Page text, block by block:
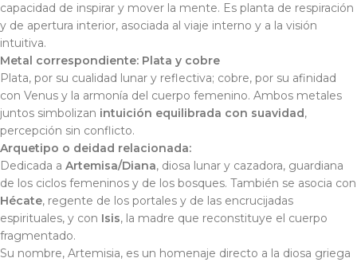
capacidad de inspirar y mover la mente. Es planta de respiración
y de apertura interior, asociada al viaje interno y a la visión
intuitiva.
Metal correspondiente: Plata y cobre
Plata, por su cualidad lunar y reflectiva; cobre, por su afinidad
con Venus y la armonía del cuerpo femenino. Ambos metales
juntos simbolizan intuición equilibrada con suavidad,
percepción sin conflicto.
Arquetipo o deidad relacionada:
Dedicada a Artemisa/Diana, diosa lunar y cazadora, guardiana
de los ciclos femeninos y de los bosques. También se asocia con
Hécate, regente de los portales y de las encrucijadas
espirituales, y con Isis, la madre que reconstituye el cuerpo
fragmentado.
Su nombre, Artemisia, es un homenaje directo a la diosa griega